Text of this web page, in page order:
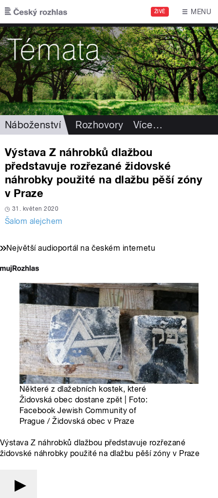
Přejít k hlavnímu obsahu
ŽIVĚ MENU
Náboženství Rozhovory Více…
Výstava Z náhrobků dlažbou
představuje rozřezané židovské
náhrobky použité na dlažbu pěší zóny
v Praze
31. květen 2020
Šalom alejchem
Největší audioportál na českém internetu
Některé z dlažebních kostek, které
Židovská obec dostane zpět | Foto:
Facebook Jewish Community of
Prague / Židovská obec v Praze
Výstava Z náhrobků dlažbou představuje rozřezané
židovské náhrobky použité na dlažbu pěší zóny v Praze